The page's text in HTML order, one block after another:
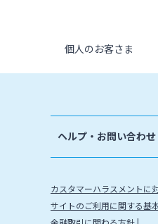
個人のお客さま
ヘルプ・お問い合わせ
カスタマーハラスメントに
サイトのご利用に関する基